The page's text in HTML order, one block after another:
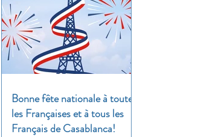
Bonne fête nationale à toutes
les Françaises et à tous les
Français de Casablanca!